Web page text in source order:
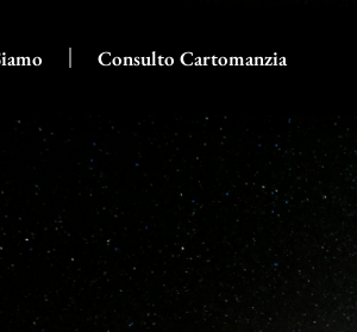
Consulto Cartomanzia